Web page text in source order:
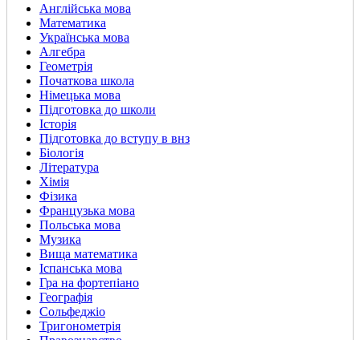
Англійська мова
Математика
Українська мова
Алгебра
Геометрія
Початкова школа
Німецька мова
Підготовка до школи
Історія
Підготовка до вступу в внз
Біологія
Література
Хімія
Фізика
Французька мова
Польська мова
Музика
Вища математика
Іспанська мова
Гра на фортепіано
Географія
Сольфеджіо
Тригонометрія